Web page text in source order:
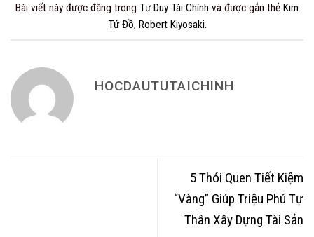
Bài viết này được đăng trong Tư Duy Tài Chính và được gắn thẻ Kim
Tứ Đồ, Robert Kiyosaki.
HOCDAUTUTAICHINH
5 Thói Quen Tiết Kiệm
“Vàng” Giúp Triệu Phú Tự
Thân Xây Dựng Tài Sản